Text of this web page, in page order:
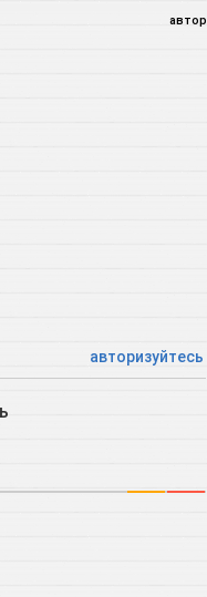
автор
авторизуйтесь